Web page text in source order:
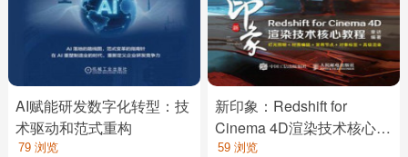
AI赋能研发数字化转型：技
术驱动和范式重构
79 浏览
新印象：Redshift for
Cinema 4D渲染技术核心教
程
59 浏览